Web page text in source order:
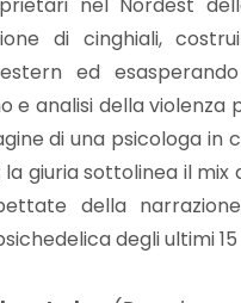
di cinghiali,
ed
e analisi della violenza
di una psicologa in
giuria sottolinea il mix
della
degli ultimi 15